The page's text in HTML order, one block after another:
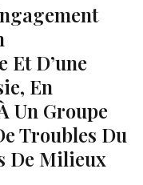
Et D’une
En
Un Groupe
Troubles Du
De Milieux